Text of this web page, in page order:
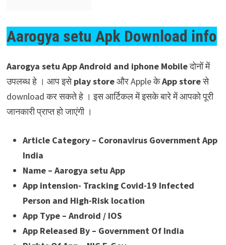
Aarogya setu Apk Download info
Aarogya setu App Android and iphone Mobileदोनों में
उपलब्ध हे । आप इसेplay storeऔर Apple केApp storeसे
download कर सकते हे । इस आर्टिकल में इसके बारे में आपको पूरी
जानकारी प्राप्त हो जाएंगी ।
Article Category – Coronavirus Government App
India
Name – Aarogya setu App
App intension- Tracking Covid-19 Infected
Person and High-Risk location
App Type – Android / IOS
App Released By – Government Of India